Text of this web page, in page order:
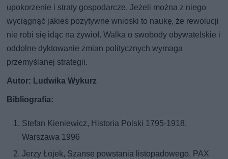
upokorzenie i straty gospodarcze. Jeżeli można z niego
wyciągnąć jakieś pozytywne wnioski to naukę, że rewolucji
nie robi się idąc na żywioł. Walka o swobody obywatelskie i
oddolne dyktowanie zmian politycznych wymaga
przemyślanej strategii.
Autor: Ludwika Wykurz
Bibliografia:
Stefan Kieniewicz, Historia Polski 1795-1918,
Warszawa 1996
Jerzy Łojek, Szanse powstania listopadowego, PAX